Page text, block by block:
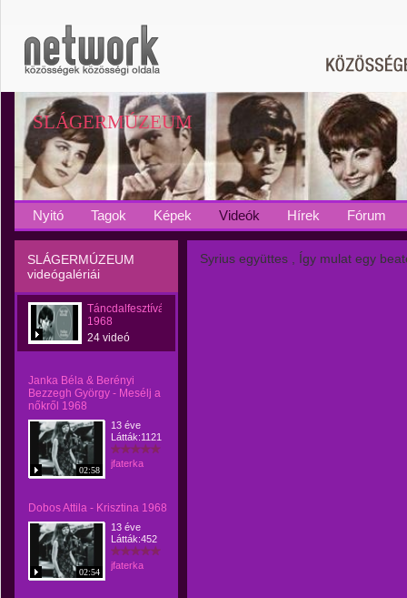
SLÁGERMÚZEUM
Nyitó Tagok Képek Videók Hírek Fórum
SLÁGERMÚZEUM
videógalériái
Táncdalfesztívál
1968
24 videó
Janka Béla & Berényi
Bezzegh György - Mesélj a
nőkről 1968
02:58
13 éve
Látták:1121
jfaterka
Dobos Attila - Krisztina 1968
02:54
13 éve
Látták:452
jfaterka
Syrius együttes , Így mulat egy